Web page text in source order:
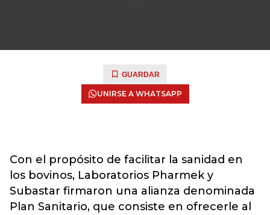
GUARDAR
UNIRSE A WHATSAPP
Con el propósito de facilitar la sanidad en
los bovinos, Laboratorios Pharmek y
Subastar firmaron una alianza denominada
Plan Sanitario, que consiste en ofrecerle al